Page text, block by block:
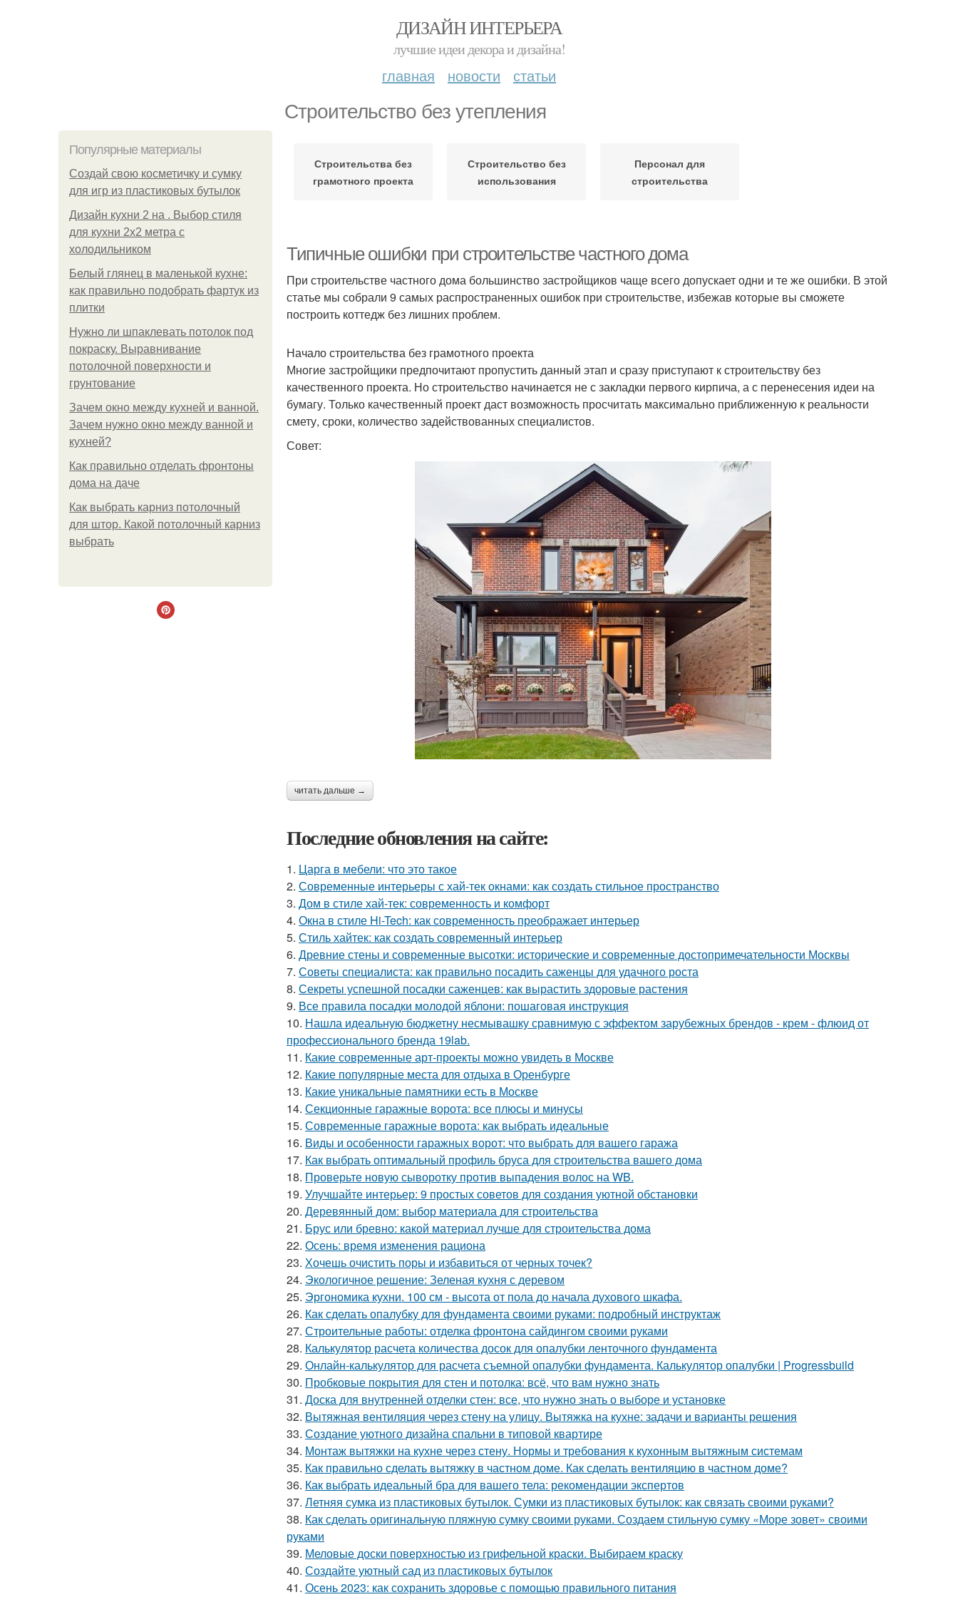
ДИЗАЙН ИНТЕРЬЕРА
лучшие идеи декора и дизайна!
главная новости статьи
Строительство без утепления
Популярные материалы
Создай свою косметичку и сумку
для игр из пластиковых бутылок
Дизайн кухни 2 на . Выбор стиля
для кухни 2х2 метра с
холодильником
Белый глянец в маленькой кухне:
как правильно подобрать фартук из
плитки
Нужно ли шпаклевать потолок под
покраску. Выравнивание
потолочной поверхности и
грунтование
Зачем окно между кухней и ванной.
Зачем нужно окно между ванной и
кухней?
Как правильно отделать фронтоны
дома на даче
Как выбрать карниз потолочный
для штор. Какой потолочный карниз
выбрать
Строительства без
грамотного проекта
Строительство без
использования
Персонал для
строительства
Типичные ошибки при строительстве частного дома
При строительстве частного дома большинство застройщиков чаще всего допускает одни и те же ошибки. В этой
статье мы собрали 9 самых распространенных ошибок при строительстве, избежав которые вы сможете
построить коттедж без лишних проблем.
Начало строительства без грамотного проекта
Многие застройщики предпочитают пропустить данный этап и сразу приступают к строительству без
качественного проекта. Но строительство начинается не с закладки первого кирпича, а с перенесения идеи на
бумагу. Только качественный проект даст возможность просчитать максимально приближенную к реальности
смету, сроки, количество задействованных специалистов.
Совет:
читать дальше →
Последние обновления на сайте:
1. Царга в мебели: что это такое
2. Современные интерьеры с хай-тек окнами: как создать стильное пространство
3. Дом в стиле хай-тек: современность и комфорт
4. Окна в стиле Hi-Tech: как современность преображает интерьер
5. Стиль хайтек: как создать современный интерьер
6. Древние стены и современные высотки: исторические и современные достопримечательности Москвы
7. Советы специалиста: как правильно посадить саженцы для удачного роста
8. Секреты успешной посадки саженцев: как вырастить здоровые растения
9. Все правила посадки молодой яблони: пошаговая инструкция
10. Нашла идеальную бюджетну несмывашку сравнимую с эффектом зарубежных брендов - крем - флюид от
профессионального бренда 19lab.
11. Какие современные арт-проекты можно увидеть в Москве
12. Какие популярные места для отдыха в Оренбурге
13. Какие уникальные памятники есть в Москве
14. Секционные гаражные ворота: все плюсы и минусы
15. Современные гаражные ворота: как выбрать идеальные
16. Виды и особенности гаражных ворот: что выбрать для вашего гаража
17. Как выбрать оптимальный профиль бруса для строительства вашего дома
18. Проверьте новую сыворотку против выпадения волос на WB.
19. Улучшайте интерьер: 9 простых советов для создания уютной обстановки
20. Деревянный дом: выбор материала для строительства
21. Брус или бревно: какой материал лучше для строительства дома
22. Осень: время изменения рациона
23. Хочешь очистить поры и избавиться от черных точек?
24. Экологичное решение: Зеленая кухня с деревом
25. Эргономика кухни. 100 см - высота от пола до начала духового шкафа.
26. Как сделать опалубку для фундамента своими руками: подробный инструктаж
27. Строительные работы: отделка фронтона сайдингом своими руками
28. Калькулятор расчета количества досок для опалубки ленточного фундамента
29. Онлайн-калькулятор для расчета съемной опалубки фундамента. Калькулятор опалубки | Progressbuild
30. Пробковые покрытия для стен и потолка: всё, что вам нужно знать
31. Доска для внутренней отделки стен: все, что нужно знать о выборе и установке
32. Вытяжная вентиляция через стену на улицу. Вытяжка на кухне: задачи и варианты решения
33. Создание уютного дизайна спальни в типовой квартире
34. Монтаж вытяжки на кухне через стену. Нормы и требования к кухонным вытяжным системам
35. Как правильно сделать вытяжку в частном доме. Как сделать вентиляцию в частном доме?
36. Как выбрать идеальный бра для вашего тела: рекомендации экспертов
37. Летняя сумка из пластиковых бутылок. Сумки из пластиковых бутылок: как связать своими руками?
38. Как сделать оригинальную пляжную сумку своими руками. Создаем стильную сумку «Море зовет» своими
руками
39. Меловые доски поверхностью из грифельной краски. Выбираем краску
40. Создайте уютный сад из пластиковых бутылок
41. Осень 2023: как сохранить здоровье с помощью правильного питания